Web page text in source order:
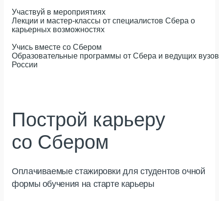
Участвуй в мероприятиях
Лекции и мастер-классы от специалистов Сбера о
карьерных возможностях
Учись вместе со Сбером
Образовательные программы от Сбера и ведущих вузов
России
Построй карьеру
со Сбером
Оплачиваемые стажировки для студентов очной
формы обучения на старте карьеры